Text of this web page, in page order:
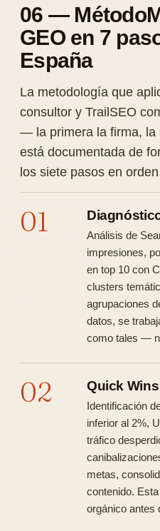
06 —
GEO en 7
España
La metodología que
consultor y TrailSEO
— la primera la firma,
está documentada de
los siete pasos en
01
Análisis de
impresiones,
en top 10 con
clusters
agrupaciones
datos, se
como tales —
02 Quick
Identificación
inferior al 2%,
tráfico
metas,
contenido.
orgánico antes